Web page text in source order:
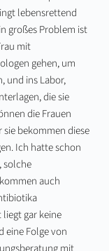
lebensrettend
großes Problem ist
mit
gehen, um
und ins Labor,
die sie
die Frauen
bekommen diese
Ich hatte schon
solche
auch
gar keine
eine Folge von